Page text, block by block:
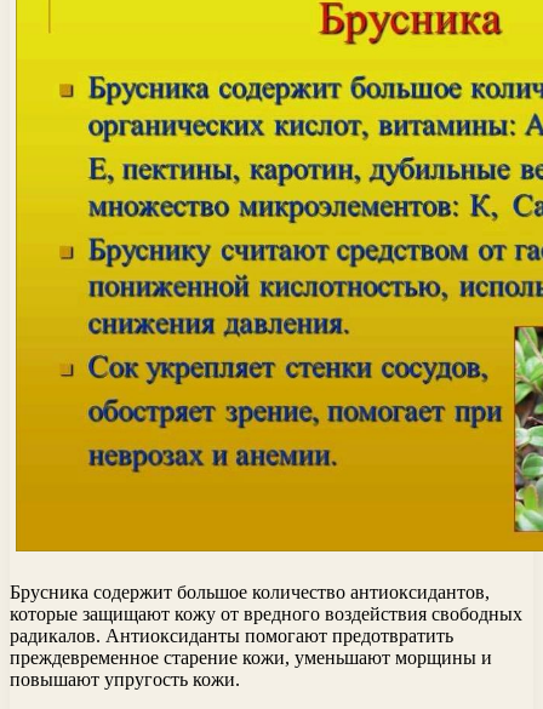
Брусника содержит большое количество антиоксидантов,
которые защищают кожу от вредного воздействия свободных
радикалов. Антиоксиданты помогают предотвратить
преждевременное старение кожи, уменьшают морщины и
повышают упругость кожи.